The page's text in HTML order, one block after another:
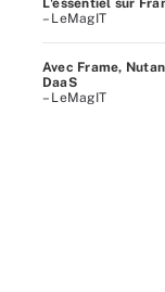
L'essentiel sur
– LeMagIT
Avec Frame,
DaaS
– LeMagIT